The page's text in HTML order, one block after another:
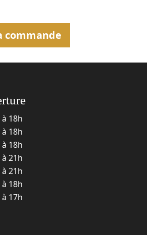
commande
18h
18h
18h
21h
21h
18h
17h